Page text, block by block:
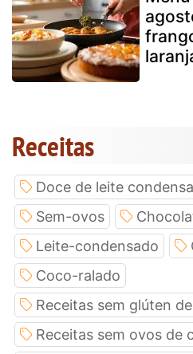
Receitas
Doce de leite
Sem-ovos
Leite-condensado
Coco-ralado
Receitas sem glúten
Receitas sem ovos de